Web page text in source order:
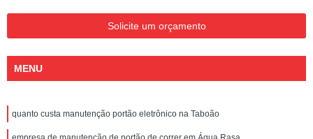
Solicite um orçamento
MENU
quanto custa manutenção portão eletrônico na Taboão